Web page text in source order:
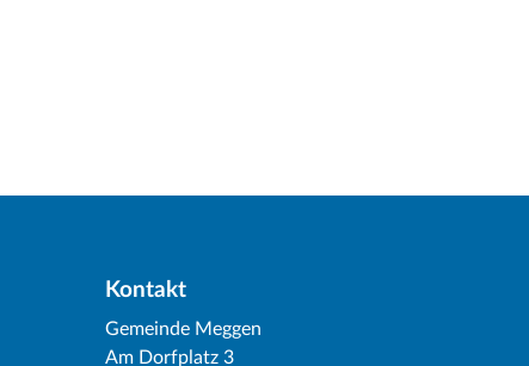
Kontakt
Gemeinde Meggen
Am Dorfplatz 3